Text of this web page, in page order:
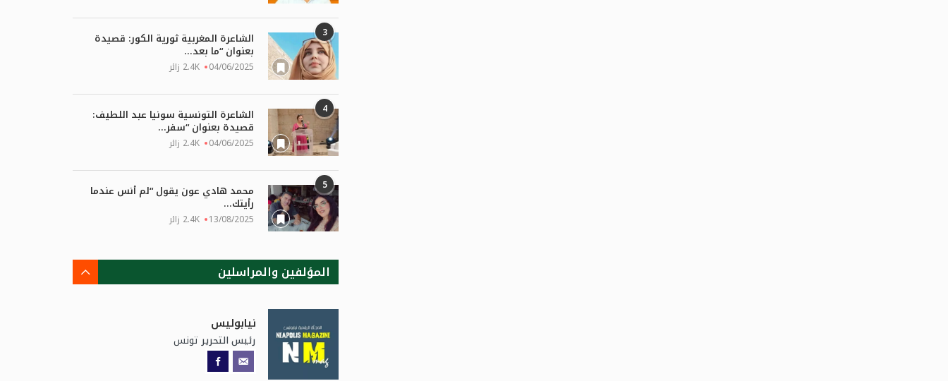
3 الشاعرة المغربية ثورية الكور: قصيدة
بعنوان “ما بعد...
04/06/2025 2.4K زائر
4 الشاعرة التونسية سونيا عبد اللطيف:
قصيدة بعنوان “سفر...
04/06/2025 2.4K زائر
5 محمد هادي عون يقول “لم أنس عندما
رأيتك...
13/08/2025 2.4K زائر
المؤلفين والمراسلين
نيابوليس
رئيس التحرير تونس